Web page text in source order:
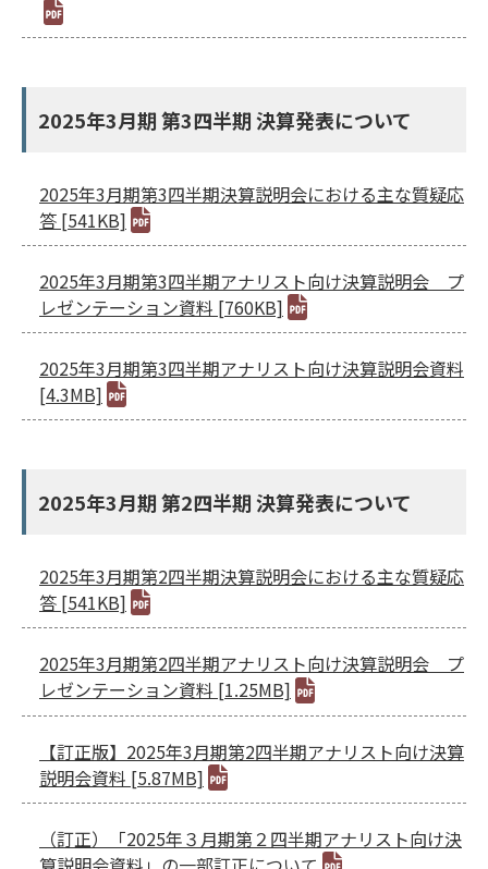
2025年3月期 第3四半期 決算発表について
2025年3月期第3四半期決算説明会における主な質疑応
答 [541KB]
2025年3月期第3四半期アナリスト向け決算説明会 プ
レゼンテーション資料 [760KB]
2025年3月期第3四半期アナリスト向け決算説明会資料
[4.3MB]
2025年3月期 第2四半期 決算発表について
2025年3月期第2四半期決算説明会における主な質疑応
答 [541KB]
2025年3月期第2四半期アナリスト向け決算説明会 プ
レゼンテーション資料 [1.25MB]
【訂正版】2025年3月期第2四半期アナリスト向け決算
説明会資料 [5.87MB]
（訂正）「2025年３月期第２四半期アナリスト向け決